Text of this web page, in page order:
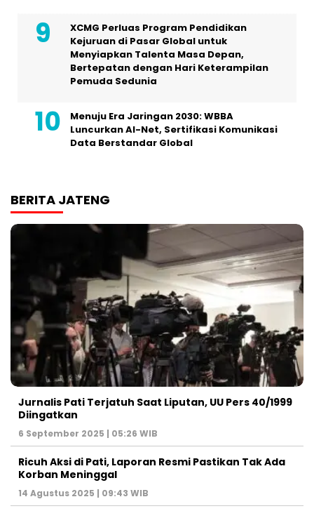
XCMG Perluas Program Pendidikan
Kejuruan di Pasar Global untuk
Menyiapkan Talenta Masa Depan,
Bertepatan dengan Hari Keterampilan
Pemuda Sedunia
Menuju Era Jaringan 2030: WBBA
Luncurkan AI-Net, Sertifikasi Komunikasi
Data Berstandar Global
BERITA JATENG
Jurnalis Pati Terjatuh Saat Liputan, UU Pers 40/1999
Diingatkan
6 September 2025 | 05:26 WIB
Ricuh Aksi di Pati, Laporan Resmi Pastikan Tak Ada
Korban Meninggal
14 Agustus 2025 | 09:43 WIB